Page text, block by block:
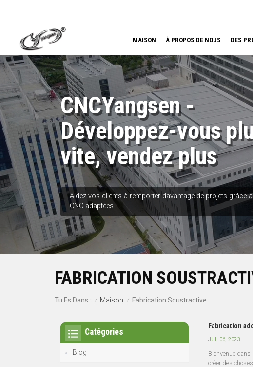
MAISON À PROPOS DE NOUS DES
CNCYangsen -
Développez-vous
vite, vendez plus
Aidez vos clients à remporter davantage de projets grâce
CNC adaptées.
FABRICATION
Tu Es Dans : / Maison / Fabrication Soustractive
Fabrication
JUL 06, 2023
Bienvenue
créer des
Catégories
Blog